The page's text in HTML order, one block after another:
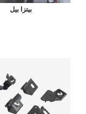
بيتزا بيل